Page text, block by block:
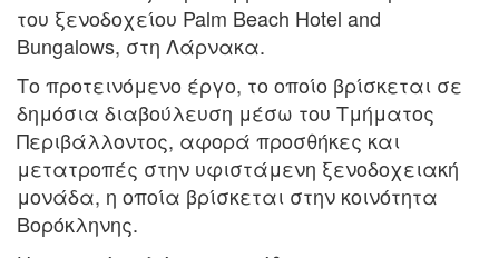
του ξενοδοχείου Palm Beach Hotel and
Bungalows, στη Λάρνακα.
Το προτεινόμενο έργο, το οποίο βρίσκεται σε
δημόσια διαβούλευση μέσω του Τμήματος
Περιβάλλοντος, αφορά προσθήκες και
μετατροπές στην υφιστάμενη ξενοδοχειακή
μονάδα, η οποία βρίσκεται στην κοινότητα
Βορόκληνης.